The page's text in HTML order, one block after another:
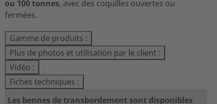
ou 100 tonnes, avec des coquilles ouvertes ou
fermées.
Gamme de produits :
Plus de photos et utilisation par le client :
Vidéo :
Fiches techniques :
Les bennes de transbordement sont disponibles